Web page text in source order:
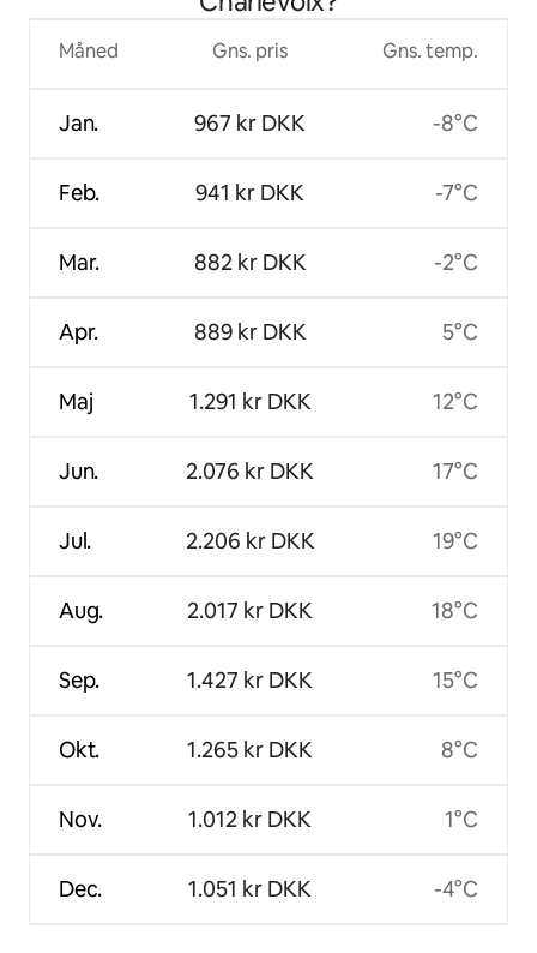
Måned
Jan.
Feb.
Mar.
Apr.
Maj
Jun.
Jul.
Aug.
Sep.
Okt.
Nov.
Dec.
Gns. pris
967 kr DKK
941 kr DKK
882 kr DKK
889 kr DKK
1.291 kr DKK
2.076 kr DKK
2.206 kr DKK
2.017 kr DKK
1.427 kr DKK
1.265 kr DKK
1.012 kr DKK
1.051 kr DKK
Gns. temp.
-8°C
-7°C
-2°C
5°C
12°C
17°C
19°C
18°C
15°C
8°C
1°C
-4°C